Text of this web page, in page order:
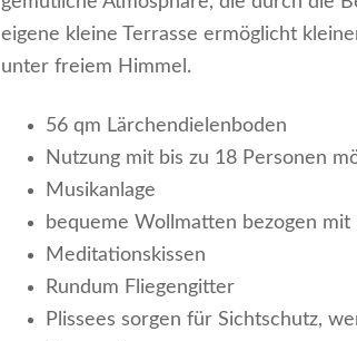
eigene kleine Terrasse ermöglicht
unter freiem Himmel.
56 qm Lärchendielenboden
Nutzung mit bis zu 18 Personen
Musikanlage
bequeme Wollmatten bezogen
Meditationskissen
Rundum Fliegengitter
Plissees sorgen für Sichtschutz,